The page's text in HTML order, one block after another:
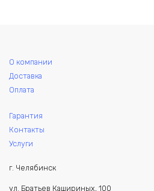
О компании
Доставка
Оплата
Гарантия
Контакты
Услуги
г. Челябинск
ул. Братьев Кашириных, 100